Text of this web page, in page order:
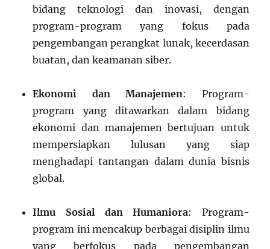
bidang teknologi dan inovasi, dengan
program-program yang fokus pada
pengembangan perangkat lunak, kecerdasan
buatan, dan keamanan siber.
Ekonomi dan Manajemen: Program-
program yang ditawarkan dalam bidang
ekonomi dan manajemen bertujuan untuk
mempersiapkan lulusan yang siap
menghadapi tantangan dalam dunia bisnis
global.
Ilmu Sosial dan Humaniora: Program-
program ini mencakup berbagai disiplin ilmu
yang berfokus pada pengembangan